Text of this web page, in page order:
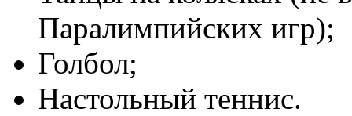
Паралимпийских игр);
Голбол;
Настольный теннис.